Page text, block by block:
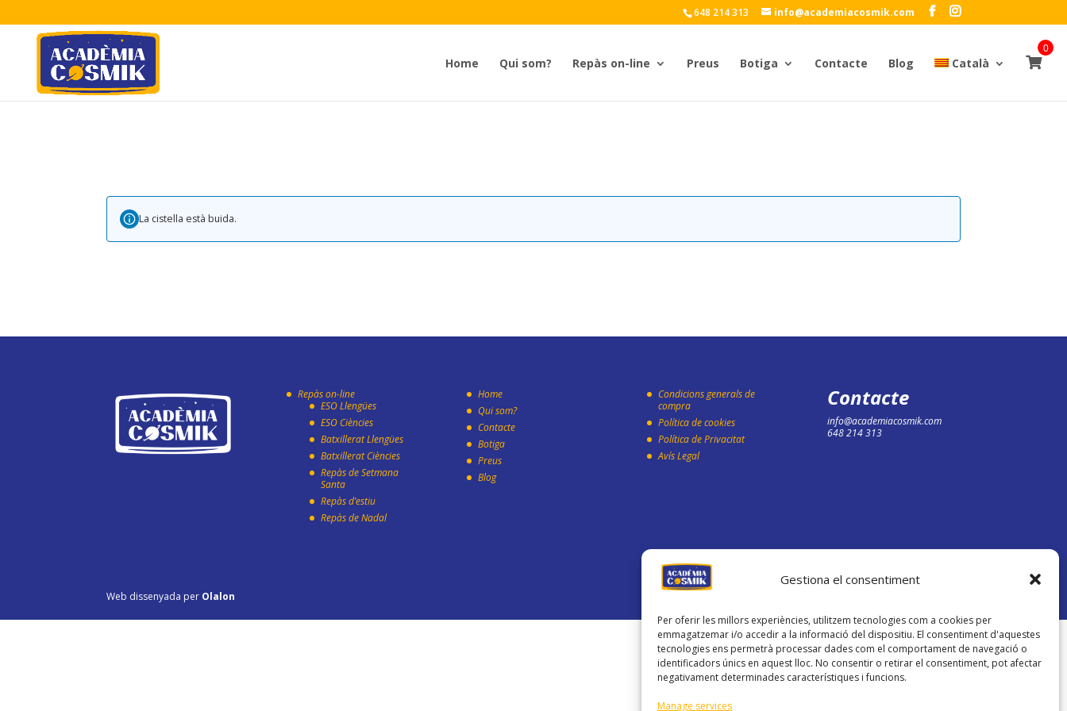
Gestiona el consentiment
Per oferir les millors experiències, utilitzem tecnologies com a cookies per
emmagatzemar i/o accedir a la informació del dispositiu. El consentiment d'aquestes
tecnologies ens permetrà processar dades com el comportament de navegació o
identificadors únics en aquest lloc. No consentir o retirar el consentiment, pot afectar
negativament determinades característiques i funcions.
Manage services
648 214 313 info@academiacosmik.com
Home Qui som? Repàs on-line Preus Botiga Contacte Blog Català
0
La cistella està buida.
Repàs on-line
ESO Llengües
ESO Ciències
Batxillerat Llengües
Batxillerat Ciències
Repàs de Setmana
Santa
Repàs d’estiu
Repàs de Nadal
Home
Qui som?
Contacte
Botiga
Preus
Blog
Condicions generals de
compra
Política de cookies
Política de Privacitat
Avís Legal
Contacte
info@academiacosmik.com
648 214 313
Web dissenyada per Olalon